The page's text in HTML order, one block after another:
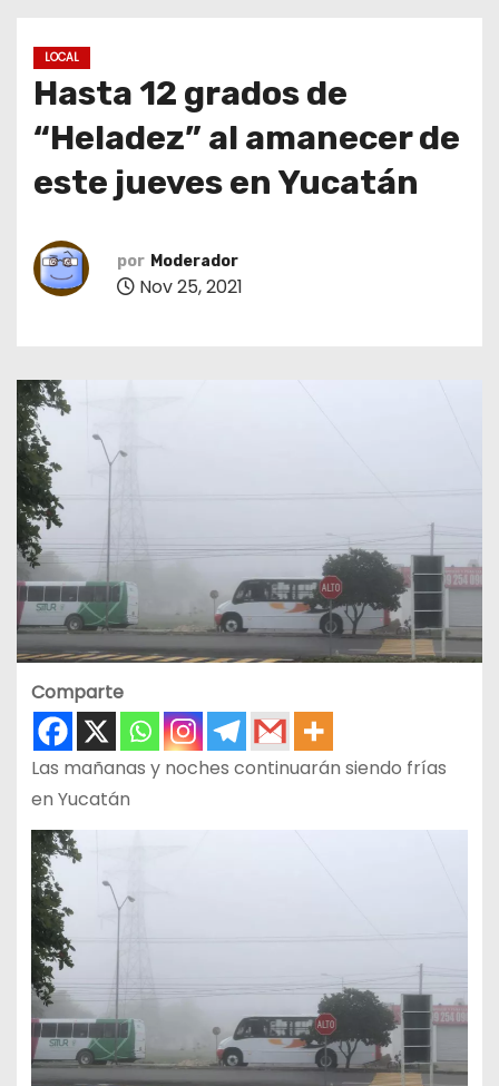
LOCAL
Hasta 12 grados de
“Heladez” al amanecer de
este jueves en Yucatán
por Moderador
Nov 25, 2021
Comparte
Las mañanas y noches continuarán siendo frías
en Yucatán